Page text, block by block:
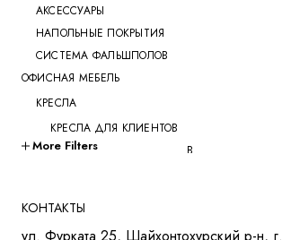
АКСЕССУАРЫ
НАПОЛЬНЫЕ ПОКРЫТИЯ
СИСТЕМА ФАЛЬШПОЛОВ
ОФИСНАЯ МЕБЕЛЬ
КРЕСЛА
КРЕСЛА ДЛЯ КЛИЕНТОВ
КРЕСЛА ДЛЯ ПЕРЕГОВОРОВ
КРЕСЛА ДЛЯ ТРЕНИНГОВ
More Filters
КОНТАКТЫ